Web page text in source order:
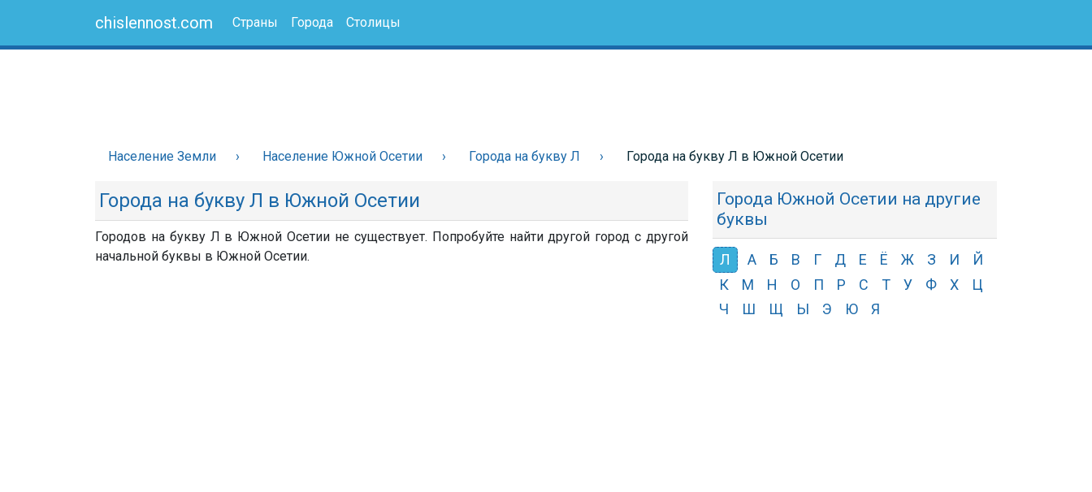
chislennost.com Страны Города Столицы
Население Земли Население Южной Осетии Города на букву Л Города на букву Л в Южной Осетии
Города на букву Л в Южной Осетии
Городов на букву Л в Южной Осетии не существует. Попробуйте найти другой город с другой
начальной буквы в Южной Осетии.
Города Южной Осетии на другие
буквы
Л А Б В Г Д Е Ё Ж З И
Й
К
М Н О П Р С Т У Ф Х
Ц
Ч
Ш Щ Ы Э Ю Я